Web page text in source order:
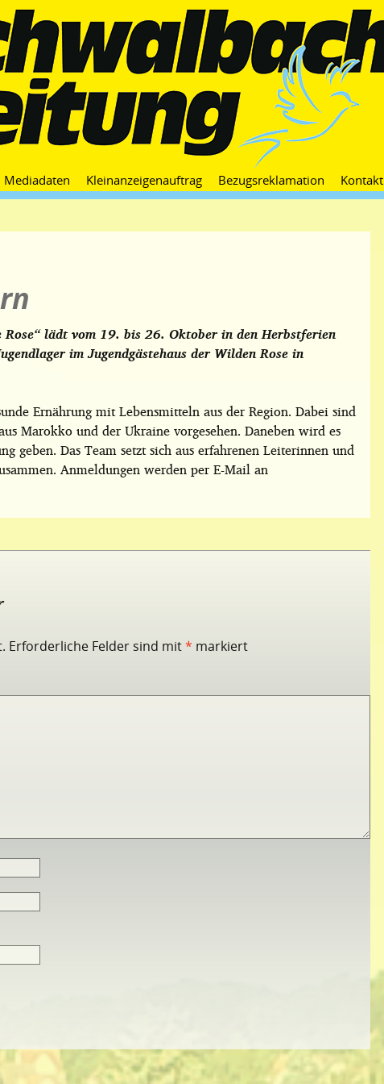
Zum
Inhalt
Mediadaten Kleinanzeigenauftrag Bezugsreklamation Kontakt
lädt vom 19. bis 26. Oktober in den Herbstferien
im Jugendgästehaus der Wilden Rose in
Ernährung mit Lebensmitteln aus der Region. Dabei sind
Marokko und der Ukraine vorgesehen. Daneben wird es
geben. Das Team setzt sich aus erfahrenen Leiterinnen und
Anmeldungen werden per E-Mail an
Erforderliche Felder sind mit* markiert